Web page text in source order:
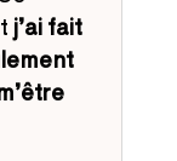
j’ai fait